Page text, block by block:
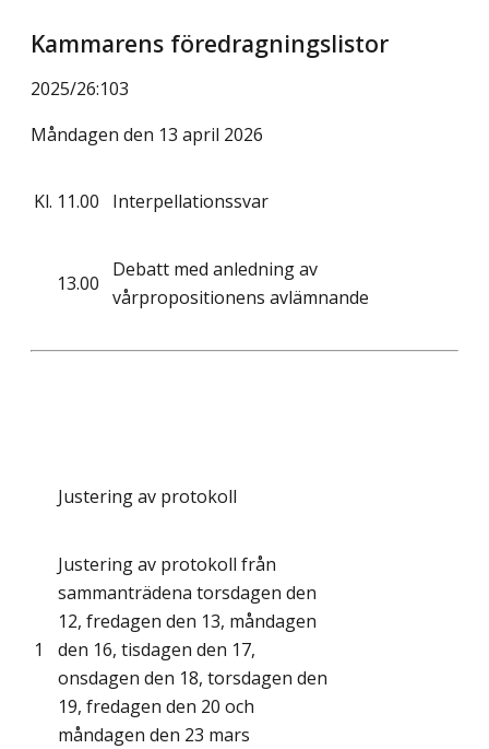
Kammarens föredragningslistor
2025/26:103
Måndagen den 13 april 2026
Kl. 11.00 Interpellationssvar
13.00
Debatt med anledning av
vårpropositionens avlämnande
Justering av protokoll
1
Justering av protokoll från
sammanträdena torsdagen den
12, fredagen den 13, måndagen
den 16, tisdagen den 17,
onsdagen den 18, torsdagen den
19, fredagen den 20 och
måndagen den 23 mars